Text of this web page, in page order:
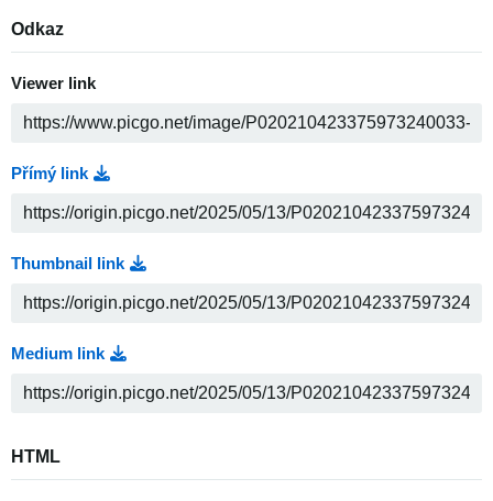
Odkaz
Viewer link
Přímý link
Thumbnail link
Medium link
HTML